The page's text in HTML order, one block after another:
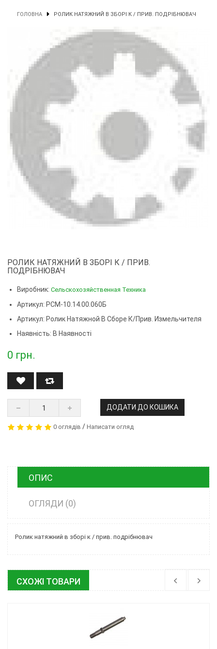
ГОЛОВНА РОЛИК НАТЯЖНИЙ В ЗБОРІ К / ПРИВ. ПОДРІБНЮВАЧ
РОЛИК НАТЯЖНИЙ В ЗБОРІ К / ПРИВ.
ПОДРІБНЮВАЧ
Виробник: Сельскохозяйственная Техника
Артикул: РСМ-10.14.00.060Б
Артикул: Ролик Натяжной В Сборе К/прив. Измельчителя
Наявність: В Наявності
0 грн.
ДОДАТИ ДО КОШИКА
0 оглядів / Написати огляд
ОПИС
ОГЛЯДИ (0)
Ролик натяжний в зборі к / прив. подрібнювач
СХОЖІ ТОВАРИ